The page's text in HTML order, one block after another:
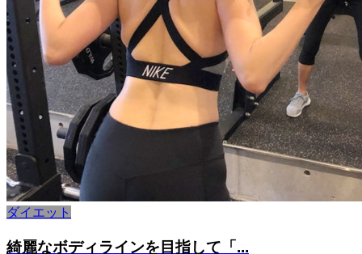
ダイエット
綺麗なボディラインを目指して「...